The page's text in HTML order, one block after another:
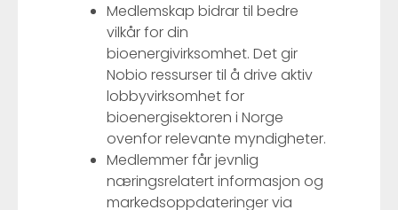
Medlemskap bidrar til bedre
vilkår for din
bioenergivirksomhet. Det gir
Nobio ressurser til å drive aktiv
lobbyvirksomhet for
bioenergisektoren i Norge
ovenfor relevante myndigheter.
Medlemmer får jevnlig
næringsrelatert informasjon og
markedsoppdateringer via